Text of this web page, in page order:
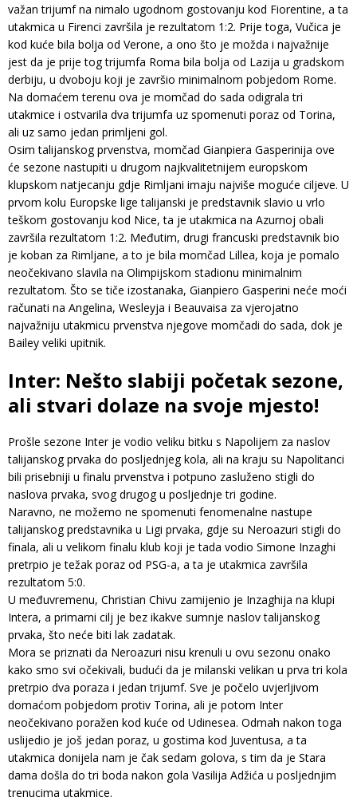
važan trijumf na nimalo ugodnom gostovanju kod Fiorentine, a ta
utakmica u Firenci završila je rezultatom 1:2. Prije toga, Vučica je
kod kuće bila bolja od Verone, a ono što je možda i najvažnije
jest da je prije tog trijumfa Roma bila bolja od Lazija u gradskom
derbiju, u dvoboju koji je završio minimalnom pobjedom Rome.
Na domaćem terenu ova je momčad do sada odigrala tri
utakmice i ostvarila dva trijumfa uz spomenuti poraz od Torina,
ali uz samo jedan primljeni gol.
Osim talijanskog prvenstva, momčad Gianpiera Gasperinija ove
će sezone nastupiti u drugom najkvalitetnijem europskom
klupskom natjecanju gdje Rimljani imaju najviše moguće ciljeve. U
prvom kolu Europske lige talijanski je predstavnik slavio u vrlo
teškom gostovanju kod Nice, ta je utakmica na Azurnoj obali
završila rezultatom 1:2. Međutim, drugi francuski predstavnik bio
je koban za Rimljane, a to je bila momčad Lillea, koja je pomalo
neočekivano slavila na Olimpijskom stadionu minimalnim
rezultatom. Što se tiče izostanaka, Gianpiero Gasperini neće moći
računati na Angelina, Wesleyja i Beauvaisa za vjerojatno
najvažniju utakmicu prvenstva njegove momčadi do sada, dok je
Bailey veliki upitnik.
Inter: Nešto slabiji početak sezone,
ali stvari dolaze na svoje mjesto!
Prošle sezone Inter je vodio veliku bitku s Napolijem za naslov
talijanskog prvaka do posljednjeg kola, ali na kraju su Napolitanci
bili prisebniji u finalu prvenstva i potpuno zasluženo stigli do
naslova prvaka, svog drugog u posljednje tri godine.
Naravno, ne možemo ne spomenuti fenomenalne nastupe
talijanskog predstavnika u Ligi prvaka, gdje su Neroazuri stigli do
finala, ali u velikom finalu klub koji je tada vodio Simone Inzaghi
pretrpio je težak poraz od PSG-a, a ta je utakmica završila
rezultatom 5:0.
U međuvremenu, Christian Chivu zamijenio je Inzaghija na klupi
Intera, a primarni cilj je bez ikakve sumnje naslov talijanskog
prvaka, što neće biti lak zadatak.
Mora se priznati da Neroazuri nisu krenuli u ovu sezonu onako
kako smo svi očekivali, budući da je milanski velikan u prva tri kola
pretrpio dva poraza i jedan trijumf. Sve je počelo uvjerljivom
domaćom pobjedom protiv Torina, ali je potom Inter
neočekivano poražen kod kuće od Udinesea. Odmah nakon toga
uslijedio je još jedan poraz, u gostima kod Juventusa, a ta
utakmica donijela nam je čak sedam golova, s tim da je Stara
dama došla do tri boda nakon gola Vasilija Adžića u posljednjim
trenucima utakmice.